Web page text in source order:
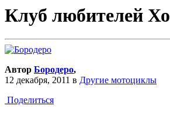
Клуб любителей
Автор Бородеро,
12 декабря, 2011 в Другие мотоциклы
Поделиться